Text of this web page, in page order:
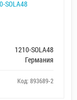
SOLA48
1210-SOLA48
Германия
Код: 893689-2